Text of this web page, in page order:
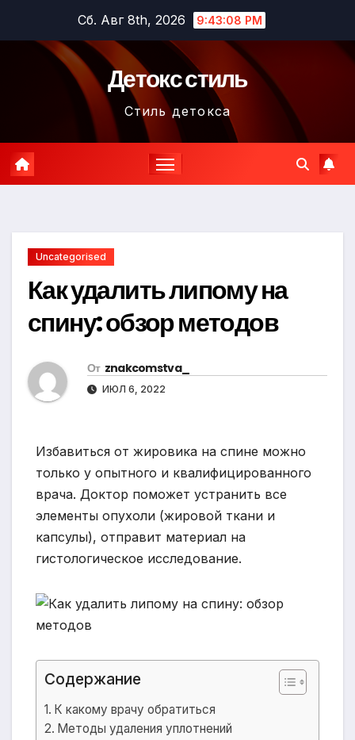
содержимому
Сб. Авг 8th, 2026 9:43:09 PM
Детокс стиль
Стиль детокса
Uncategorised
Как удалить липому на
спину: обзор методов
От znakcomstva_
ИЮЛ 6, 2022
Избавиться от жировика на спине можно
только у опытного и квалифицированного
врача. Доктор поможет устранить все
элементы опухоли (жировой ткани и
капсулы), отправит материал на
гистологическое исследование.
Содержание
К какому врачу обратиться
Методы удаления уплотнений